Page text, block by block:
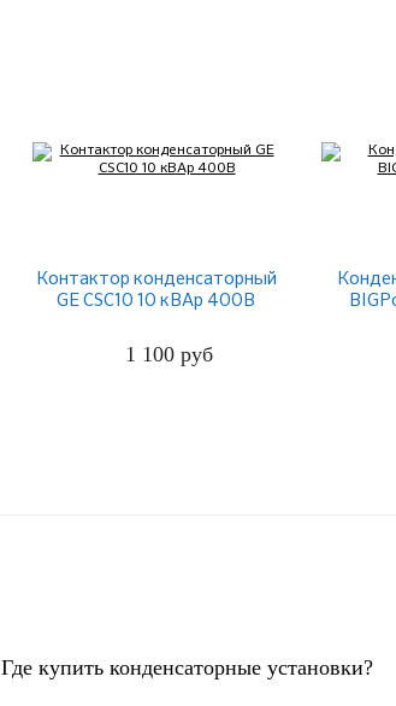
Контактор конденсаторный
GE CSC10 10 кВАр 400В
1 100 руб
Где купить конденсаторные установки?